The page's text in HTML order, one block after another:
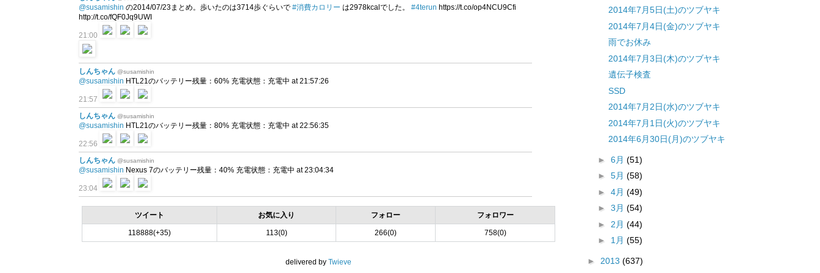
@susamishin の2014/07/23まとめ。歩いたのは3714歩ぐらいで #消費カロリー は2978kcalでした。 #4terun https://t.co/op4NCU9Cfi
http://t.co/fQF0Jq9UWI
21:00
しんちゃん @susamishin
@susamishin HTL21のバッテリー残量：60% 充電状態：充電中 at 21:57:26
21:57
しんちゃん @susamishin
@susamishin HTL21のバッテリー残量：80% 充電状態：充電中 at 22:56:35
22:56
しんちゃん @susamishin
@susamishin Nexus 7のバッテリー残量：40% 充電状態：充電中 at 23:04:34
23:04
ツイート お気に入り フォロー フォロワー
118888(+35) 113(0) 266(0) 758(0)
delivered by Twieve
2014年7月5日(土)のツブヤキ
2014年7月4日(金)のツブヤキ
雨でお休み
2014年7月3日(木)のツブヤキ
遺伝子検査
SSD
2014年7月2日(水)のツブヤキ
2014年7月1日(火)のツブヤキ
2014年6月30日(月)のツブヤキ
► 6月 (51)
► 5月 (58)
► 4月 (49)
► 3月 (54)
► 2月 (44)
► 1月 (55)
► 2013 (637)